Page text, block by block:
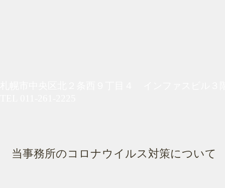
当事務所のコロナウイルス対策について